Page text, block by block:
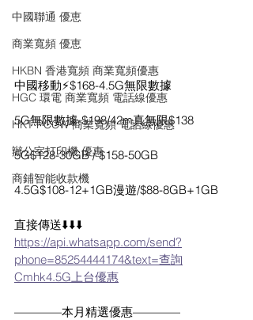
中國聯通 優恵
商業寬頻 優恵
HKBN 香港寬頻 商業寬頻優惠
HGC 環電 商業寬頻 電話線優惠
HKT PCCW 商業寬頻 電話線優惠
辦公室打印機 優惠
商鋪智能收款機
中國移動⚡️$168-4.5G無限數據
5G無限數據-$198/42m真無限$138
5G$128-30GB / $158-50GB
4.5G$108-12+1GB漫遊/$88-8GB+1GB
直接傳送⬇️⬇️⬇️
https://api.whatsapp.com/send?
phone=85254444174&text=查詢
Cmhk4.5G上台優惠
————本月精選優惠————